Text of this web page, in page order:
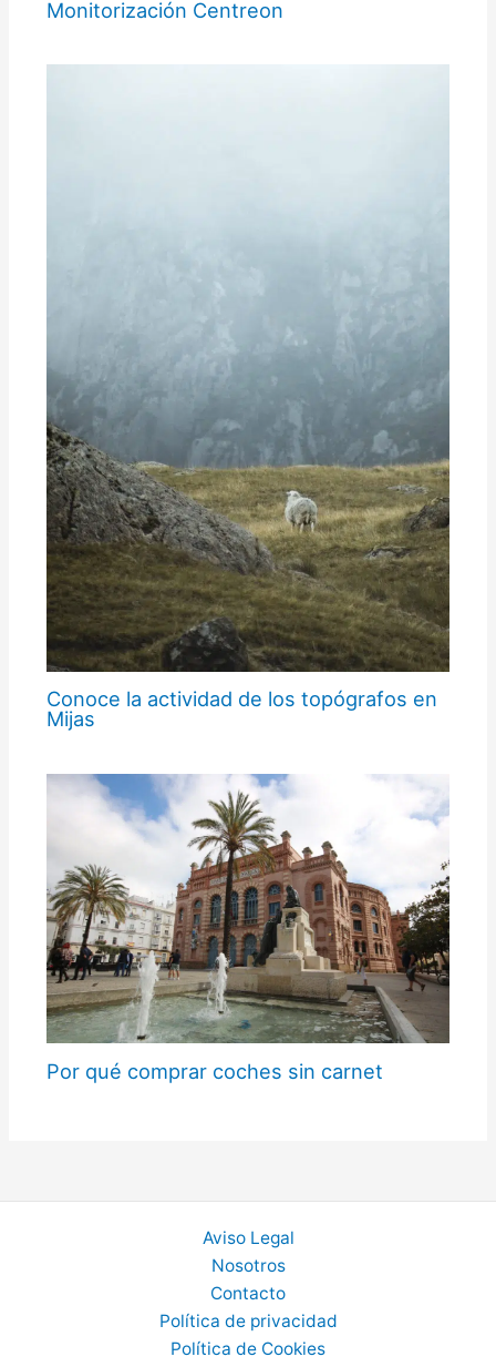
Monitorización Centreon
Conoce la actividad de los topógrafos en
Mijas
Por qué comprar coches sin carnet
Aviso Legal
Nosotros
Contacto
Política de privacidad
Política de Cookies